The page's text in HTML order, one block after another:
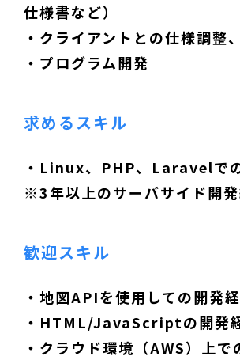
仕様書など）
・クライアントとの仕様調整
・プログラム開発
求めるスキル
・Linux、PHP、Laravelで
※3年以上のサーバサイド開
歓迎スキル
・地図APIを使用しての開発
・HTML/JavaScriptの開発
・クラウド環境（AWS）上で